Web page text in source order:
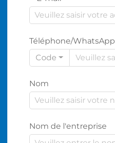
Téléphone/WhatsApp
Code
Nom
Nom de l'entreprise